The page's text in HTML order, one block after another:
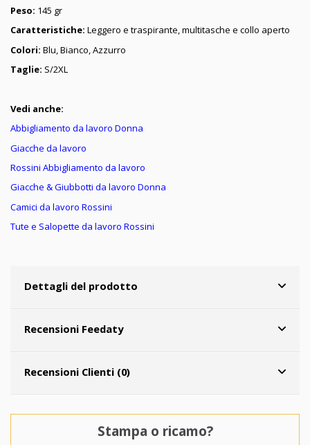
Peso: 145 gr
Caratteristiche: Leggero e traspirante, multitasche e collo aperto
Colori: Blu, Bianco, Azzurro
Taglie: S/2XL
Vedi anche:
Abbigliamento da lavoro Donna
Giacche da lavoro
Rossini Abbigliamento da lavoro
Giacche & Giubbotti da lavoro Donna
Camici da lavoro Rossini
Tute e Salopette da lavoro Rossini
Dettagli del prodotto
Recensioni Feedaty
Recensioni Clienti (0)
Stampa o ricamo?